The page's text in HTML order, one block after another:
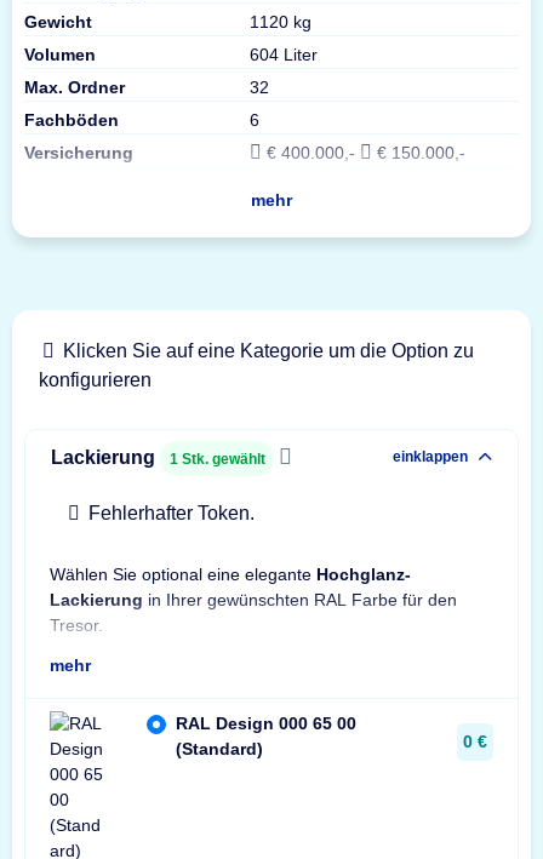
Gewicht
1120 kg
Volumen
604 Liter
Max. Ordner
32
Fachböden
6
Versicherung
€ 400.000,- € 150.000,-
mehr
Klicken Sie auf eine Kategorie um die Option zu
konfigurieren
Lackierung 1 Stk. gewählt einklappen
Fehlerhafter Token.
Wählen Sie optional eine elegante Hochglanz-
Lackierung in Ihrer gewünschten RAL Farbe für den
Tresor.
mehr
RAL Design 000 65 00
(Standard)
0 €